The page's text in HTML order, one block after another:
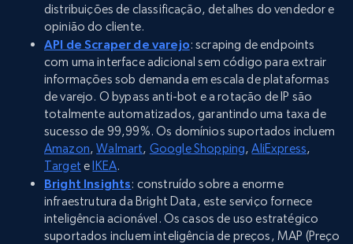
distribuições de classificação, detalhes do vendedor e
opinião do cliente.
API de Scraper de varejo: scraping de endpoints
com uma interface adicional sem código para extrair
informações sob demanda em escala de plataformas
de varejo. O bypass anti-bot e a rotação de IP são
totalmente automatizados, garantindo uma taxa de
sucesso de 99,99%. Os domínios suportados incluem
Amazon,Walmart, Google Shopping,AliExpress,
Target eIKEA.
Bright Insights: construído sobre a enorme
infraestrutura da Bright Data, este serviço fornece
inteligência acionável. Os casos de uso estratégico
suportados incluem inteligência de preços, MAP (Preço